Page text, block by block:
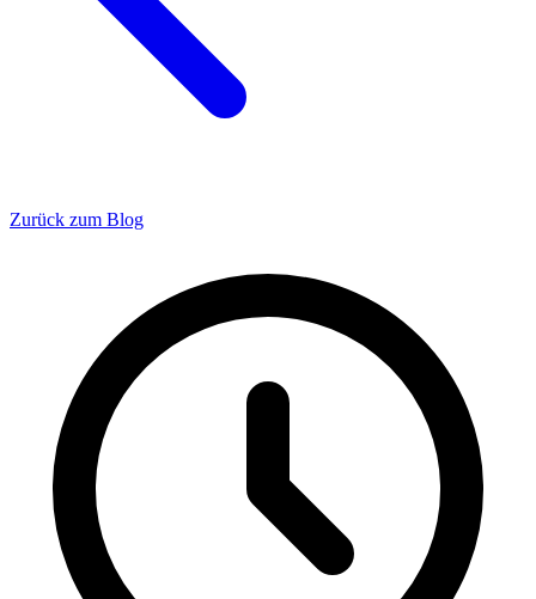
Zurück zum Blog